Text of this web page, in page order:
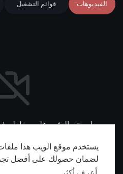
يستخدم موقع الويب هذا
لضمان حصولك على أفضل
الفيديوهات قوائم التشغيل
لم يتم العثور على مقاطع